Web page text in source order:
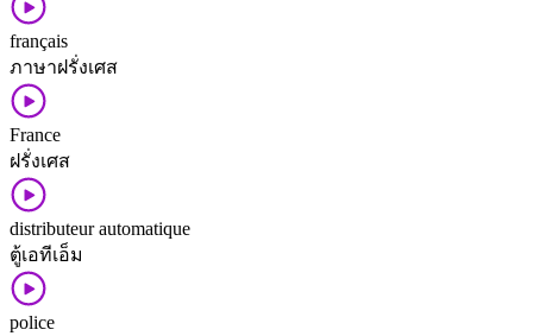
français
ภาษา​ฝรั่งเศส
France
ฝรั่งเศส
distributeur automatique
ตู้​เอทีเอ็ม
police